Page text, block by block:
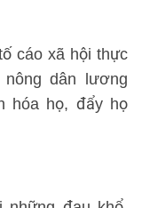
cáo xã hội thực
dân lương
hóa họ, đẩy họ